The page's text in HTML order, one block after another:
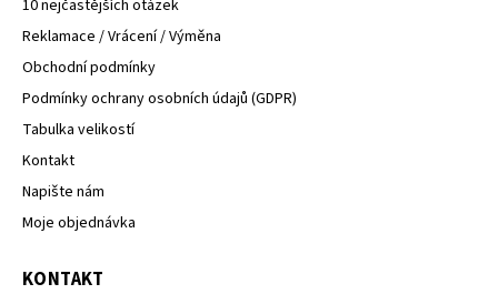
10 nejčastějších otázek
Reklamace / Vrácení / Výměna
Obchodní podmínky
Podmínky ochrany osobních údajů (GDPR)
Tabulka velikostí
Kontakt
Napište nám
Moje objednávka
KONTAKT